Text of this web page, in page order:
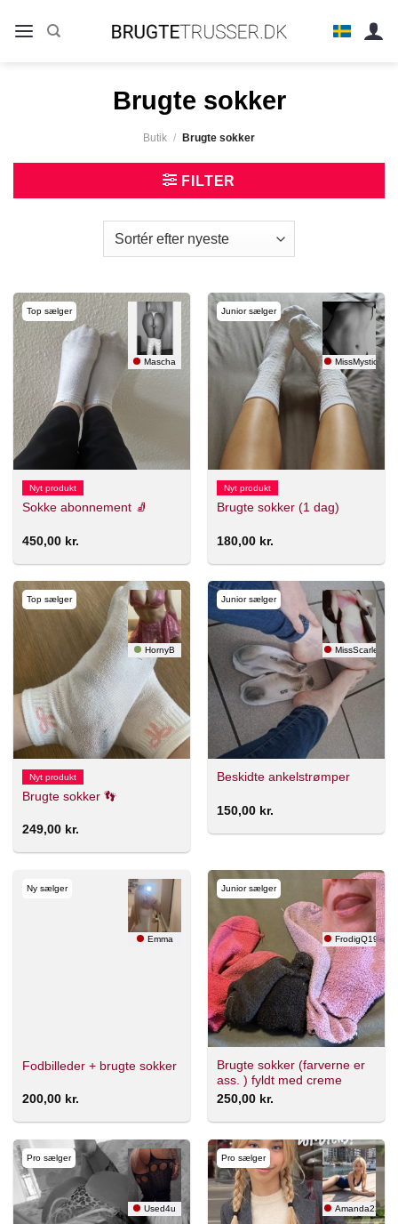
Brugte sokker
Butik / Brugte sokker
FILTER
Top sælger
Mascha
Nyt produkt
Sokke abonnement 🧦
450,00 kr.
Junior sælger
MissMystic
Nyt produkt
Brugte sokker (1 dag)
180,00 kr.
Top sælger
HornyB
Nyt produkt
Brugte sokker 👣
249,00 kr.
Junior sælger
MissScarlet
Beskidte ankelstrømper
150,00 kr.
Ny sælger
Emma
Fodbilleder + brugte sokker
200,00 kr.
Junior sælger
FrodigQ1965
Brugte sokker (farverne er
ass. ) fyldt med creme
250,00 kr.
Pro sælger
Used4u
Pro sælger
Amanda22 💕